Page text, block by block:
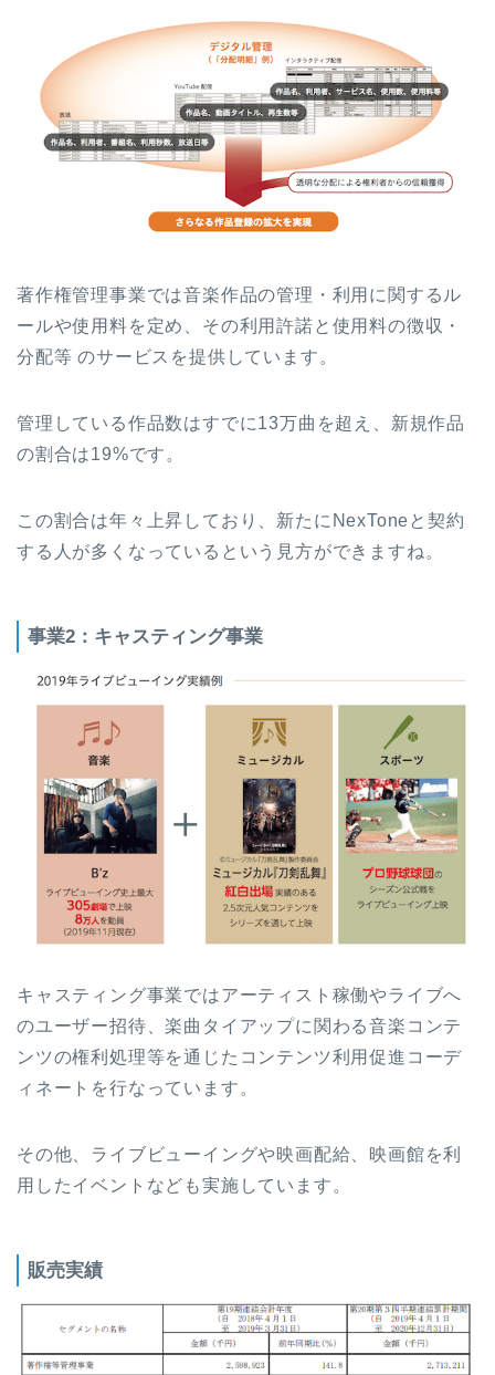
著作権管理事業では音楽作品の管理・利用に関するル
ールや使用料を定め、その利用許諾と使用料の徴収・
分配等 のサービスを提供しています。
管理している作品数はすでに13万曲を超え、新規作品
の割合は19%です。
この割合は年々上昇しており、新たにNexToneと契約
する人が多くなっているという見方ができますね。
事業2：キャスティング事業
キャスティング事業ではアーティスト稼働やライブへ
のユーザー招待、楽曲タイアップに関わる音楽コンテ
ンツの権利処理等を通じたコンテンツ利用促進コーデ
ィネートを行なっています。
その他、ライブビューイングや映画配給、映画館を利
用したイベントなども実施しています。
販売実績